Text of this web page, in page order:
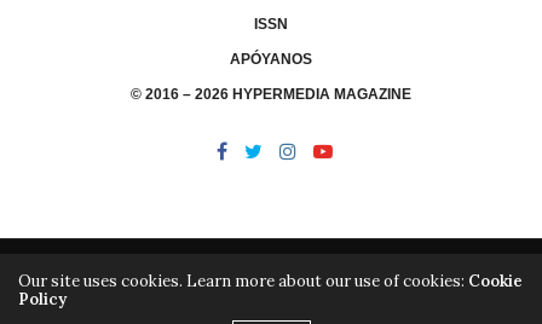
ISSN
APÓYANOS
© 2016 – 2026 HYPERMEDIA MAGAZINE
LIBRERÍA
Our site uses cookies. Learn more about our use of cookies: Cookie
Policy